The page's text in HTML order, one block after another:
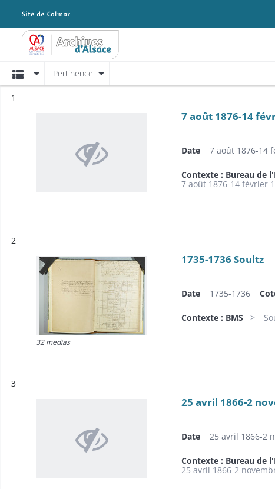
Archives Alsace - Colmar
AffichagePertinence
1
7 août 1876-14
Date 7 août 1876-14
Contexte : Bureau de
7 août 1876-14 février
2
32 medias
1735-1736 Soultz
Date 1735-1736
Contexte : BMS
3
25 avril 1866-2
Date 25 avril 1866-2
Contexte : Bureau de
25 avril 1866-2